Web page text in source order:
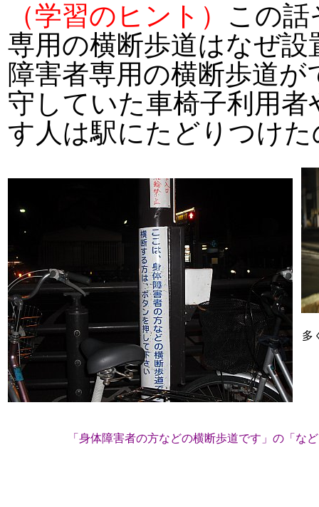
（学習のヒント） この
専用の横断歩道はなぜ
障害者専用の横断歩道
守していた車椅子利用
す人は駅にたどりつけ
多
「身体障害者の方などの横断歩道です」の「な